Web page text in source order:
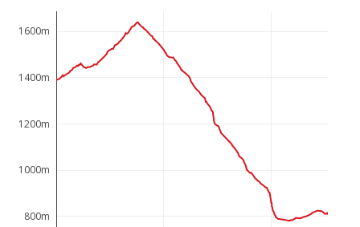
800m
1000m
1200m
1400m
1600m